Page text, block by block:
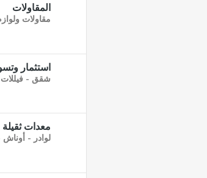
المقاولات
مقاولات
استثمار
شقق -
معدات ثقيلة
لوادر -